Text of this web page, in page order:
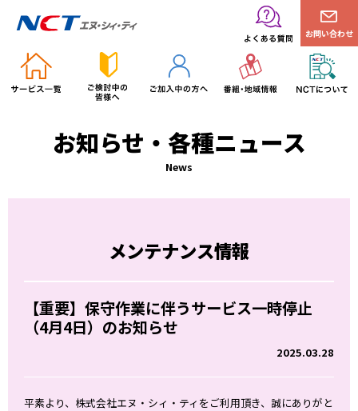
お問い合わせ
お知らせ・各種ニュース
News
メンテナンス情報
【重要】保守作業に伴うサービス一時停止
（4月4日）のお知らせ
2025.03.28
平素より、株式会社エヌ・シィ・ティをご利用頂き、誠にありがと